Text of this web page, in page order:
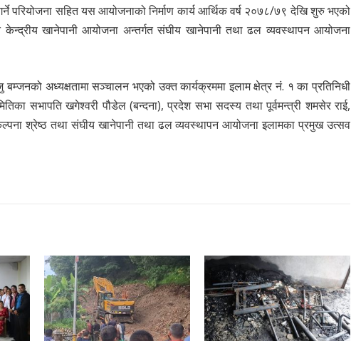
परियोजना सहित यस आयोजनाको निर्माण कार्य आर्थिक वर्ष २०७८/७९ देखि शुरु भएको
खानेपानी आयोजना अन्तर्गत संघीय खानेपानी तथा ढल व्यवस्थापन आयोजना
अध्यक्षतामा सञ्चालन भएको उक्त कार्यक्रममा इलाम क्षेत्र नं. १ का प्रतिनिधी
सभापति खगेश्वरी पौडेल (बन्दना), प्रदेश सभा सदस्य तथा पूर्वमन्त्री शमसेर राई,
श्रेष्ठ तथा संघीय खानेपानी तथा ढल व्यवस्थापन आयोजना इलामका प्रमुख उत्सव